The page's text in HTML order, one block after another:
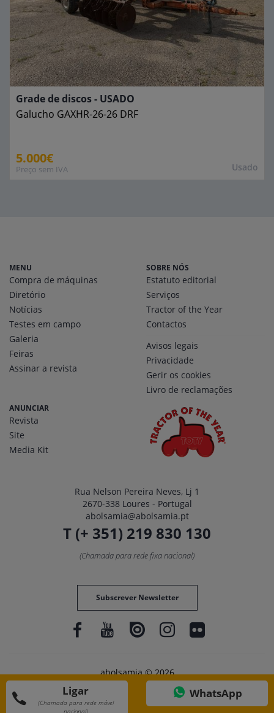
Ligar
(Chamada para rede móvel
nacional)
WhatsApp
Usado
Grade de discos - USADO
Galucho GAXHR-26-26 DRF
5.000€
Preço sem IVA
MENU
Compra de máquinas
Diretório
Notícias
Testes em campo
Galeria
Feiras
Assinar a revista
SOBRE NÓS
Estatuto editorial
Serviços
Tractor of the Year
Contactos
Avisos legais
Privacidade
Gerir os cookies
Livro de reclamações
ANUNCIAR
Revista
Site
Media Kit
Rua Nelson Pereira Neves, Lj 1
2670-338 Loures - Portugal
abolsamia@abolsamia.pt
T (+ 351) 219 830 130
(Chamada para rede fixa nacional)
Subscrever Newsletter
abolsamia © 2026